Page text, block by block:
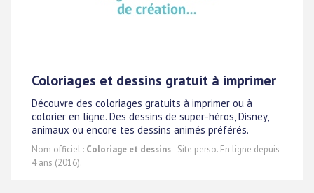
Coloriages et dessins gratuit à imprimer
Découvre des coloriages gratuits à imprimer ou à
colorier en ligne. Des dessins de super-héros, Disney,
animaux ou encore tes dessins animés préférés.
Nom officiel : Coloriage et dessins- Site perso. En ligne depuis
4 ans (2016).